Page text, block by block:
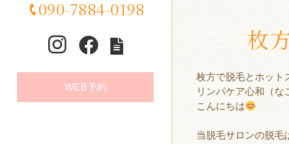
090-7884-0198
WEB予約
枚
枚方で脱毛とホット
リンパケア心和（な
こんにちは
当脱毛サロンの脱毛